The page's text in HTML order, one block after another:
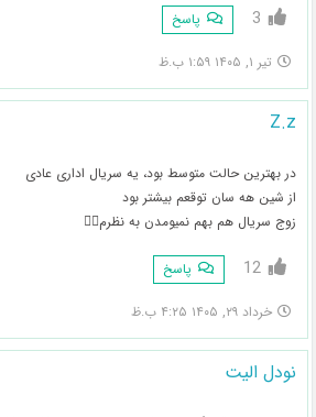
3 پاسخ
تیر ۱, ۱۴۰۵ ۱:۵۹ ب.ظ
Z.z
در بهترین حالت متوسط بود، یه سریال اداری عادی
از شین هه سان توقعم بیشتر بود
زوج سریال هم بهم نمیومدن به نظرم😮‍💨
12 پاسخ
خرداد ۲۹, ۱۴۰۵ ۴:۲۵ ب.ظ
نودل الیت